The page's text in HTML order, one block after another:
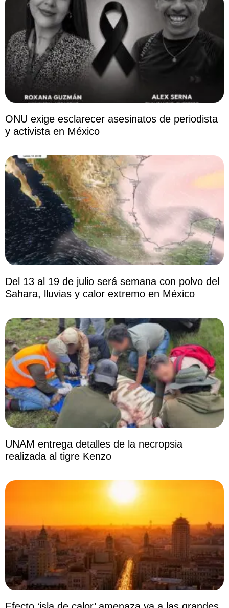
ONU exige esclarecer asesinatos de periodista
y activista en México
Del 13 al 19 de julio será semana con polvo del
Sahara, lluvias y calor extremo en México
UNAM entrega detalles de la necropsia
realizada al tigre Kenzo